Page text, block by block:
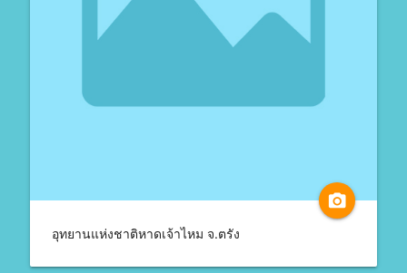
camera_alt
อุทยานแห่งชาติหาดเจ้าไหม จ.ตรัง